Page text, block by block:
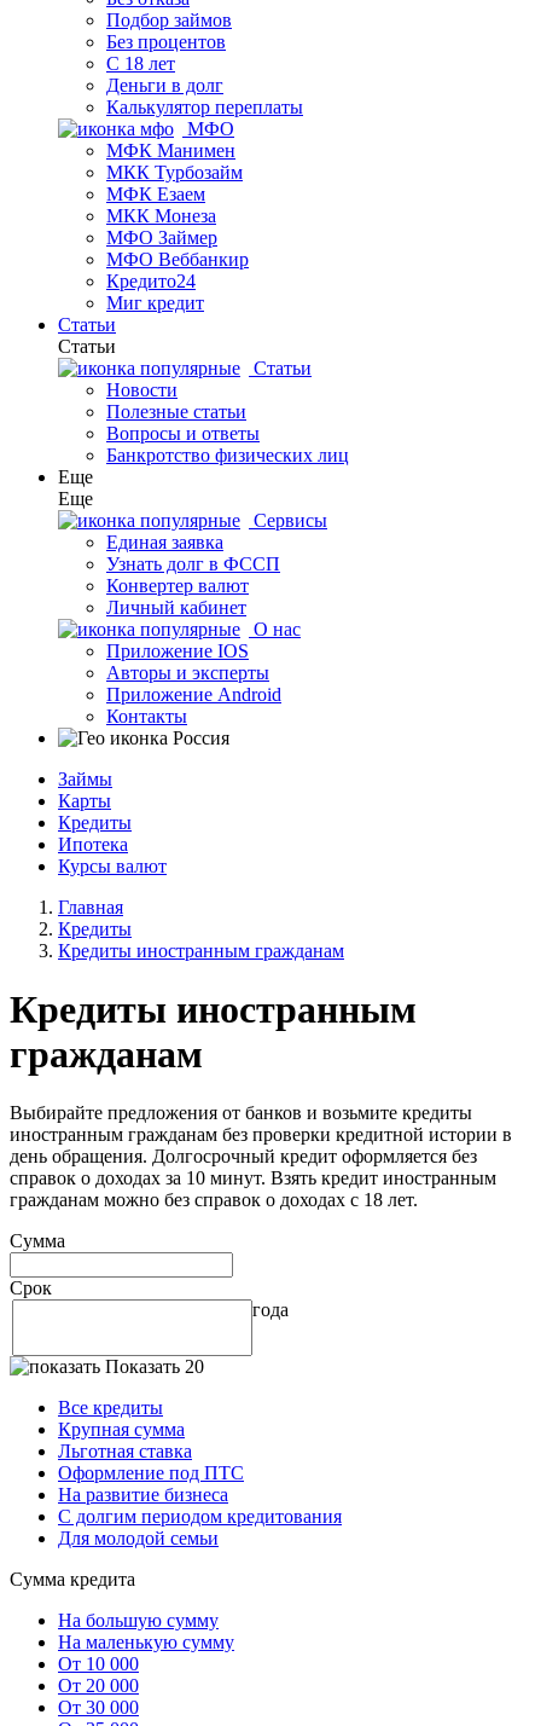
Подбор займов
Без процентов
С 18 лет
Деньги в долг
Калькулятор переплаты
МФО
МФК Манимен
МКК Турбозайм
МФК Езаем
МКК Монеза
МФО Займер
МФО Веббанкир
Кредито24
Миг кредит
Статьи
Статьи
Статьи
Новости
Полезные статьи
Вопросы и ответы
Банкротство физических лиц
Еще
Еще
Сервисы
Единая заявка
Узнать долг в ФССП
Конвертер валют
Личный кабинет
О нас
Приложение IOS
Авторы и эксперты
Приложение Android
Контакты
Россия
Займы
Карты
Кредиты
Ипотека
Курсы валют
Главная
Кредиты
Кредиты иностранным гражданам
Кредиты иностранным
гражданам
Выбирайте предложения от банков и возьмите кредиты
иностранным гражданам без проверки кредитной истории в
день обращения. Долгосрочный кредит оформляется без
справок о доходах за 10 минут. Взять кредит иностранным
гражданам можно без справок о доходах с 18 лет.
Сумма
Срок
года
Показать 20
Все кредиты
Крупная сумма
Льготная ставка
Оформление под ПТС
На развитие бизнеса
С долгим периодом кредитования
Для молодой семьи
Сумма кредита
На большую сумму
На маленькую сумму
От 10 000
От 20 000
От 30 000